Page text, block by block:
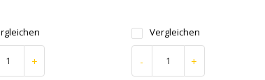
+
Vergleichen
- +